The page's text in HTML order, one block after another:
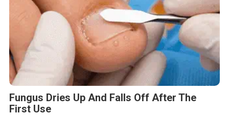
Fungus Dries Up And Falls Off After The
First Use